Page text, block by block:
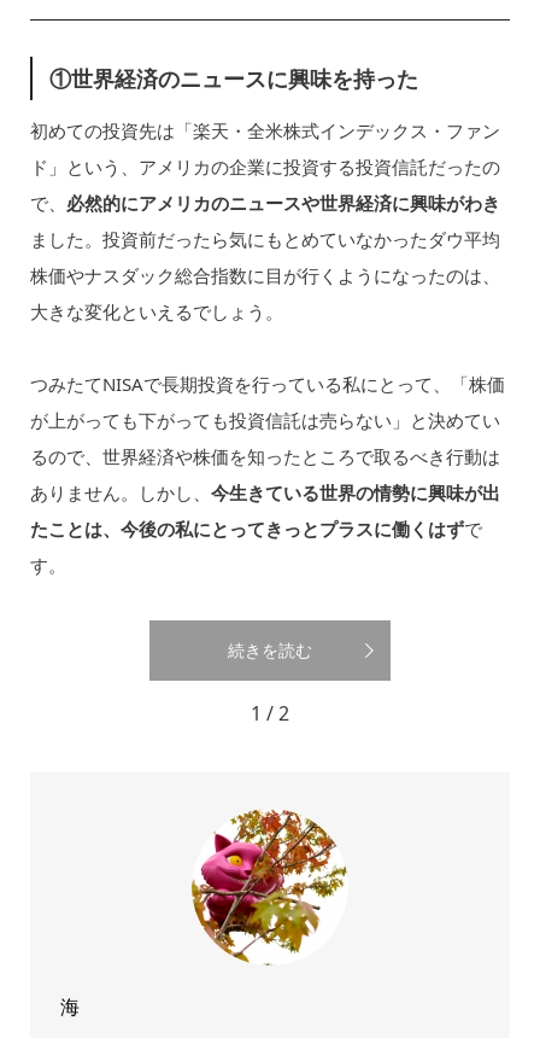
①世界経済のニュースに興味を持った
初めての投資先は「楽天・全米株式インデックス・ファン
ド」という、アメリカの企業に投資する投資信託だったの
で、 必然的にアメリカのニュースや世界経済に興味がわき
ました。投資前だったら気にもとめていなかったダウ平均
株価やナスダック総合指数に目が行くようになったのは、
大きな変化といえるでしょう。
つみたてNISAで長期投資を行っている私にとって、「株価
が上がっても下がっても投資信託は売らない」と決めてい
るので、世界経済や株価を知ったところで取るべき行動は
ありません。しかし、 今生きている世界の情勢に興味が出
たことは、今後の私にとってきっとプラスに働くはずで
す。
続きを読む
1 / 2
海